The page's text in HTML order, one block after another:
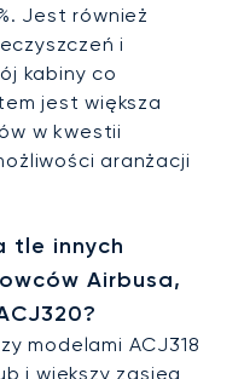
Jest również
i
kabiny co
jest większa
w kwestii
aranżacji
tle innych
Airbusa,
modelami ACJ318
i większy zasięg